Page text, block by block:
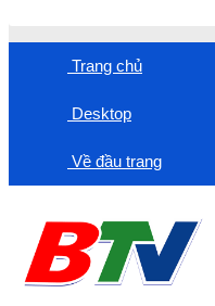
Trang chủ
Desktop
Về đầu trang